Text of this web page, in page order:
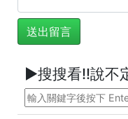
►搜搜看!!說不